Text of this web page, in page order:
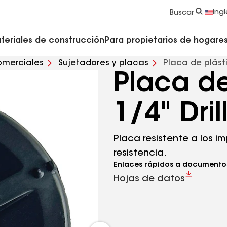
Buscar
de construcción Para propietarios de
Sujetadores y placas Placa de
Placa
1/4"
Placa resistente a los
resistencia.
Enlaces rápidos a
Hojas de datos